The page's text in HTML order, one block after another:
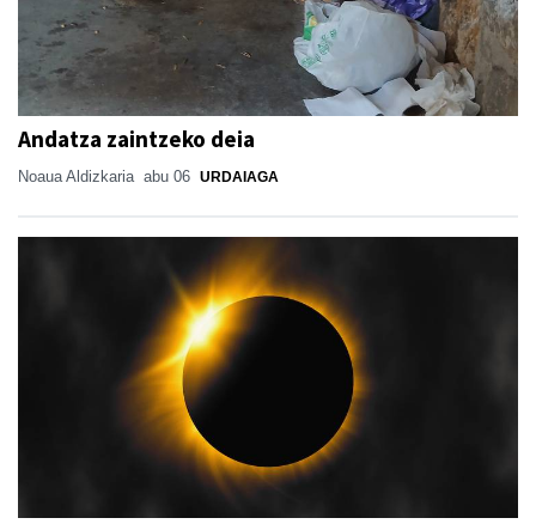
Andatza zaintzeko deia
Noaua Aldizkaria abu 06 URDAIAGA